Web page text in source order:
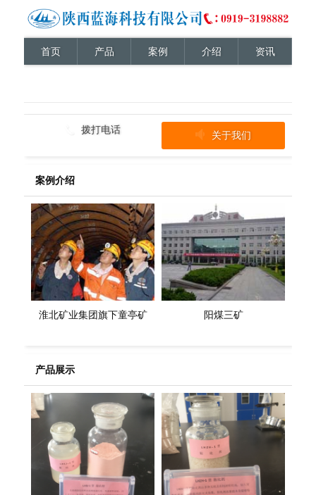
首页 产品 案例 介绍 资讯
拨打电话 关于我们
案例介绍
淮北矿业集团旗下童亭矿 阳煤三矿
产品展示